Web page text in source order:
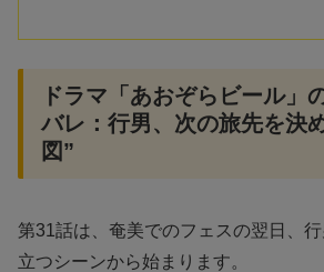
ドラマ「あおぞらビール」
バレ：行男、次の旅先を決
図”
第31話は、奄美でのフェスの翌日、
立つシーンから始まります。